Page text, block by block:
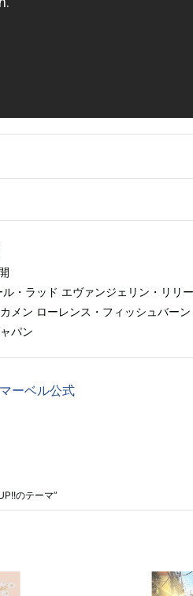
・ラッド エヴァンジェリン・リリ
メン ローレンス・フィッシュバー
パン
ーベル公式
のテーマ”